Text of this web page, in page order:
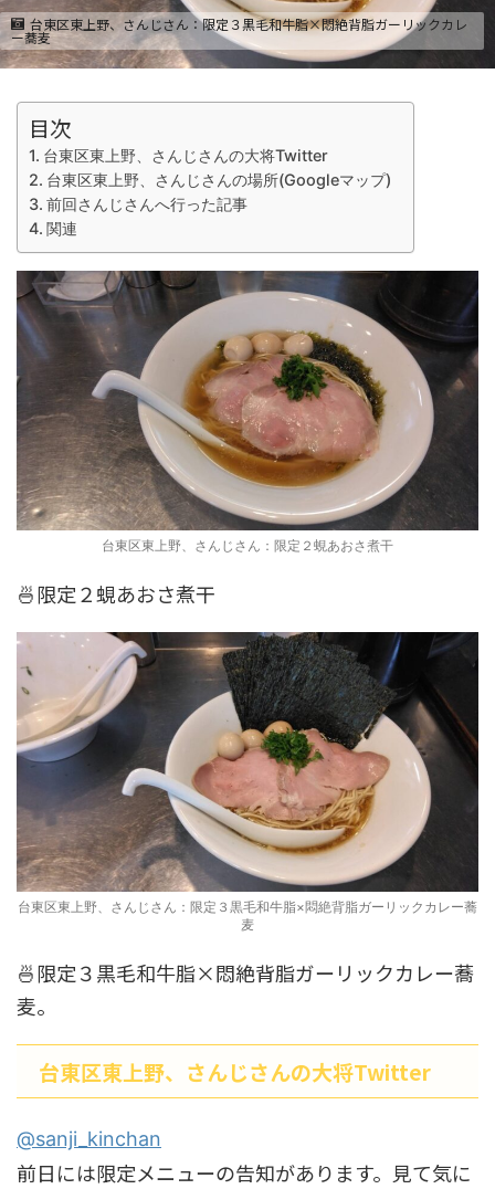
台東区東上野、さんじさん：限定３黒毛和牛脂×悶絶背脂ガーリックカレ
ー蕎麦
目次
台東区東上野、さんじさんの大将Twitter
台東区東上野、さんじさんの場所(Googleマップ)
前回さんじさんへ行った記事
関連
台東区東上野、さんじさん：限定２蜆あおさ煮干
🍜限定２蜆あおさ煮干
台東区東上野、さんじさん：限定３黒毛和牛脂×悶絶背脂ガーリックカレー蕎
麦
🍜限定３黒毛和牛脂×悶絶背脂ガーリックカレー蕎
麦。
台東区東上野、さんじさんの大将Twitter
@sanji_kinchan
前日には限定メニューの告知があります。見て気に